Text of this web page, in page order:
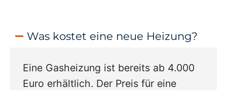
Was kostet eine neue Heizung?
Eine Gasheizung ist bereits ab 4.000
Euro erhältlich. Der Preis für eine